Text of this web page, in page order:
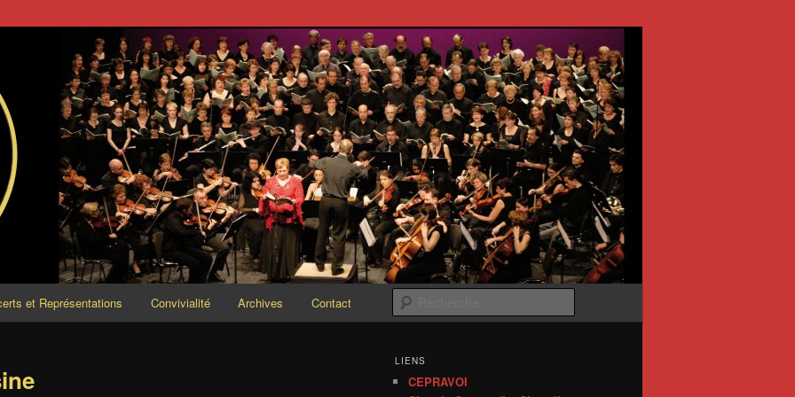
et Représentations Convivialité Archives Contact
LIENS
CEPRAVOI